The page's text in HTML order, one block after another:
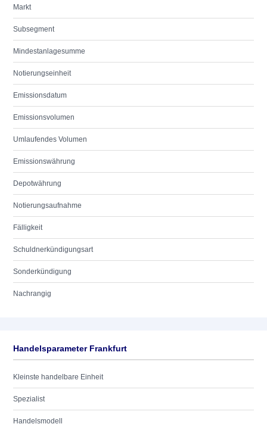
Markt
Subsegment
Mindestanlagesumme
Notierungseinheit
Emissionsdatum
Emissionsvolumen
Umlaufendes Volumen
Emissionswährung
Depotwährung
Notierungsaufnahme
Fälligkeit
Schuldnerkündigungsart
Sonderkündigung
Nachrangig
Handelsparameter Frankfurt
Kleinste handelbare Einheit
Spezialist
Handelsmodell